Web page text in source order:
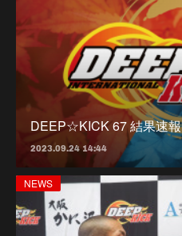
DEEP☆KICK 67 結果速報
2023.09.24 14:44
NEWS